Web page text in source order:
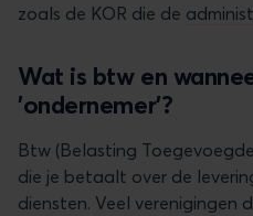
zoals de KOR die de
Wat is btw en
'ondernemer'?
Btw (Belasting
die je betaalt over de
diensten. Veel verenigingen